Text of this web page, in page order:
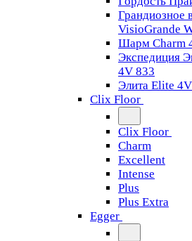
Грандиозное
VisioGrande
Шарм Charm
Экспедиция
4V 833
Элита Elite
Clix Floor
Clix Floor
Charm
Excellent
Intense
Plus
Plus Extra
Egger